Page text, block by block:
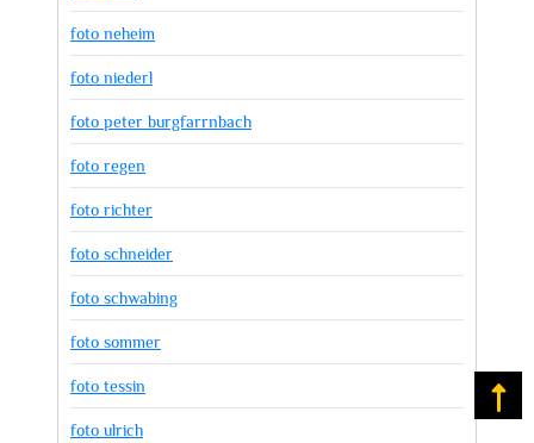
foto neheim
foto niederl
foto peter burgfarrnbach
foto regen
foto richter
foto schneider
foto schwabing
foto sommer
foto tessin
foto ulrich